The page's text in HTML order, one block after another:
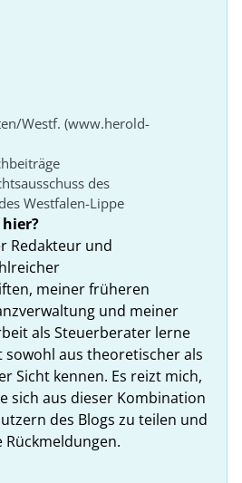
Westf. (www.herold-
des
Westfalen-Lippe
Redakteur und
meiner früheren
und meiner
als Steuerberater lerne
sowohl aus theoretischer als
Sicht kennen. Es reizt mich,
sich aus dieser Kombination
des Blogs zu teilen und